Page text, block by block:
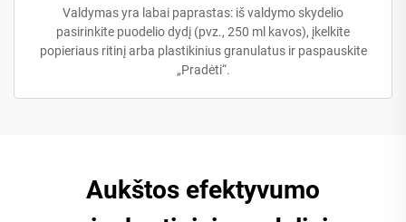
Valdymas yra labai paprastas: iš valdymo skydelio
pasirinkite puodelio dydį (pvz., 250 ml kavos), įkelkite
popieriaus ritinį arba plastikinius granulatus ir paspauskite
„Pradėti“.
Aukštos efektyvumo